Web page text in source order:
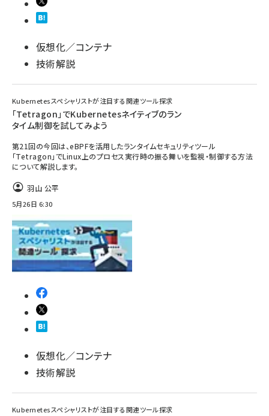
仮想化／コンテナ
技術解説
Kubernetesスペシャリストが注目する関連ツール探求
「Tetragon」でKubernetesネイティブのラン
タイム制御を試してみよう
第21回の今回は、eBPFを活用したランタイムセキュリティツール
「Tetragon」でLinux上のプロセス実行時の振る舞いを監視・制御する方法
について解説します。
羽山 公平
5月26日 6:30
仮想化／コンテナ
技術解説
Kubernetesスペシャリストが注目する関連ツール探求